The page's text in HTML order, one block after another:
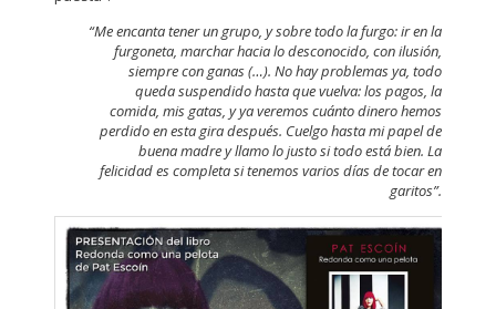
“Me encanta tener un grupo, y sobre todo la furgo: ir en la
furgoneta, marchar hacia lo desconocido, con ilusión,
siempre con ganas (…). No hay problemas ya, todo
queda suspendido hasta que vuelva: los pagos, la
comida, mis gatas, y ya veremos cuánto dinero hemos
perdido en esta gira después. Cuelgo hasta mi papel de
buena madre y llamo lo justo si todo está bien. La
felicidad es completa si tenemos varios días de tocar en
garitos”.